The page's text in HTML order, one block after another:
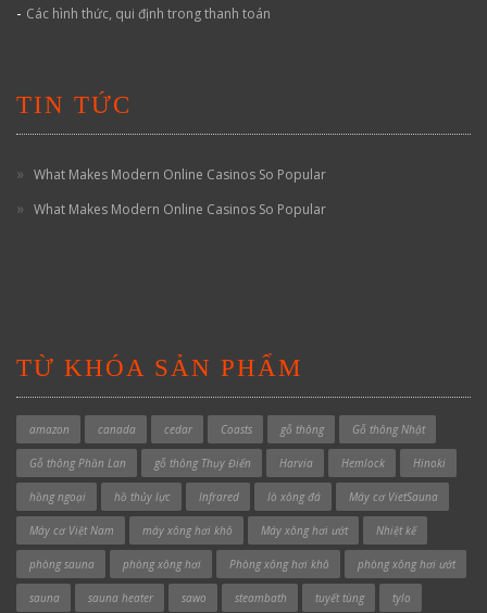
- Các hình thức, qui định trong thanh toán
TIN TỨC
What Makes Modern Online Casinos So Popular
What Makes Modern Online Casinos So Popular
TỪ KHÓA SẢN PHẨM
amazon canada cedar Coasts gỗ thông Gỗ thông Nhật
Gỗ thông Phần Lan gỗ thông Thụy Điển Harvia Hemlock Hinoki
hồng ngoại hồ thủy lực Infrared lò xông đá Máy cơ VietSauna
Máy cơ Việt Nam máy xông hơi khô Máy xông hơi ướt Nhiệt kế
phòng sauna phòng xông hơi Phòng xông hơi khô phòng xông hơi ướt
sauna sauna heater sawo steambath tuyết tùng tylo